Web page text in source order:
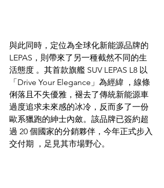
與此同時，定位為全球化新能源品牌的
LEPAS，則帶來了另一種截然不同的生
活態度 。其首款旗艦 SUV LEPAS L8 以
「Drive Your Elegance」為經緯 ，線條
俐落且不失優雅，褪去了傳統新能源車
過度追求未來感的冰冷，反而多了一份
歐系獵跑的紳士內斂。該品牌已簽約超
過 20 個國家的分銷夥伴，今年正式步入
交付期 ，足見其市場野心。